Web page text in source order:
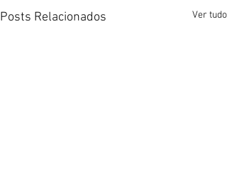
Posts Relacionados Ver tudo